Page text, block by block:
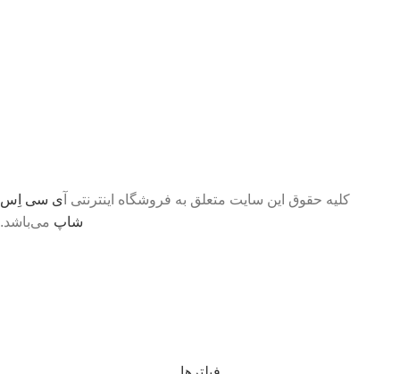
کلیه حقوق این سایت متعلق به فروشگاه اینترنتی آ ی سی اِس
شاپ می‌باشد.